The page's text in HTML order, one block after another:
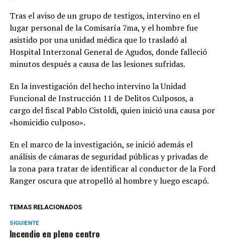
Tras el aviso de un grupo de testigos, intervino en el
lugar personal de la Comisaría 7ma, y el hombre fue
asistido por una unidad médica que lo trasladó al
Hospital Interzonal General de Agudos, donde falleció
minutos después a causa de las lesiones sufridas.
En la investigación del hecho intervino la Unidad
Funcional de Instrucción 11 de Delitos Culposos, a
cargo del fiscal Pablo Cistoldi, quien inició una causa por
«homicidio culposo».
En el marco de la investigación, se inició además el
análisis de cámaras de seguridad públicas y privadas de
la zona para tratar de identificar al conductor de la Ford
Ranger oscura que atropelló al hombre y luego escapó.
TEMAS RELACIONADOS
SIGUIENTE
Incendio en pleno centro